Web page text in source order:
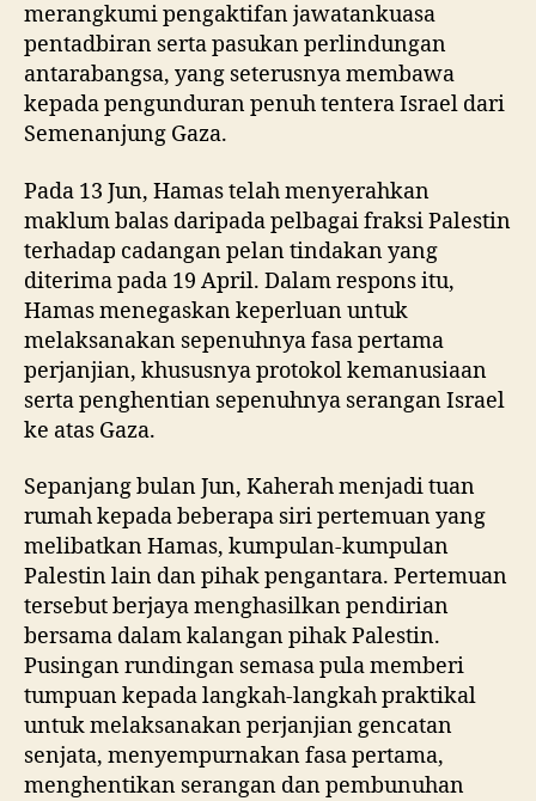
merangkumi pengaktifan jawatankuasa
pentadbiran serta pasukan perlindungan
antarabangsa, yang seterusnya membawa
kepada pengunduran penuh tentera Israel dari
Semenanjung Gaza.
Pada 13 Jun, Hamas telah menyerahkan
maklum balas daripada pelbagai fraksi Palestin
terhadap cadangan pelan tindakan yang
diterima pada 19 April. Dalam respons itu,
Hamas menegaskan keperluan untuk
melaksanakan sepenuhnya fasa pertama
perjanjian, khususnya protokol kemanusiaan
serta penghentian sepenuhnya serangan Israel
ke atas Gaza.
Sepanjang bulan Jun, Kaherah menjadi tuan
rumah kepada beberapa siri pertemuan yang
melibatkan Hamas, kumpulan-kumpulan
Palestin lain dan pihak pengantara. Pertemuan
tersebut berjaya menghasilkan pendirian
bersama dalam kalangan pihak Palestin.
Pusingan rundingan semasa pula memberi
tumpuan kepada langkah-langkah praktikal
untuk melaksanakan perjanjian gencatan
senjata, menyempurnakan fasa pertama,
menghentikan serangan dan pembunuhan